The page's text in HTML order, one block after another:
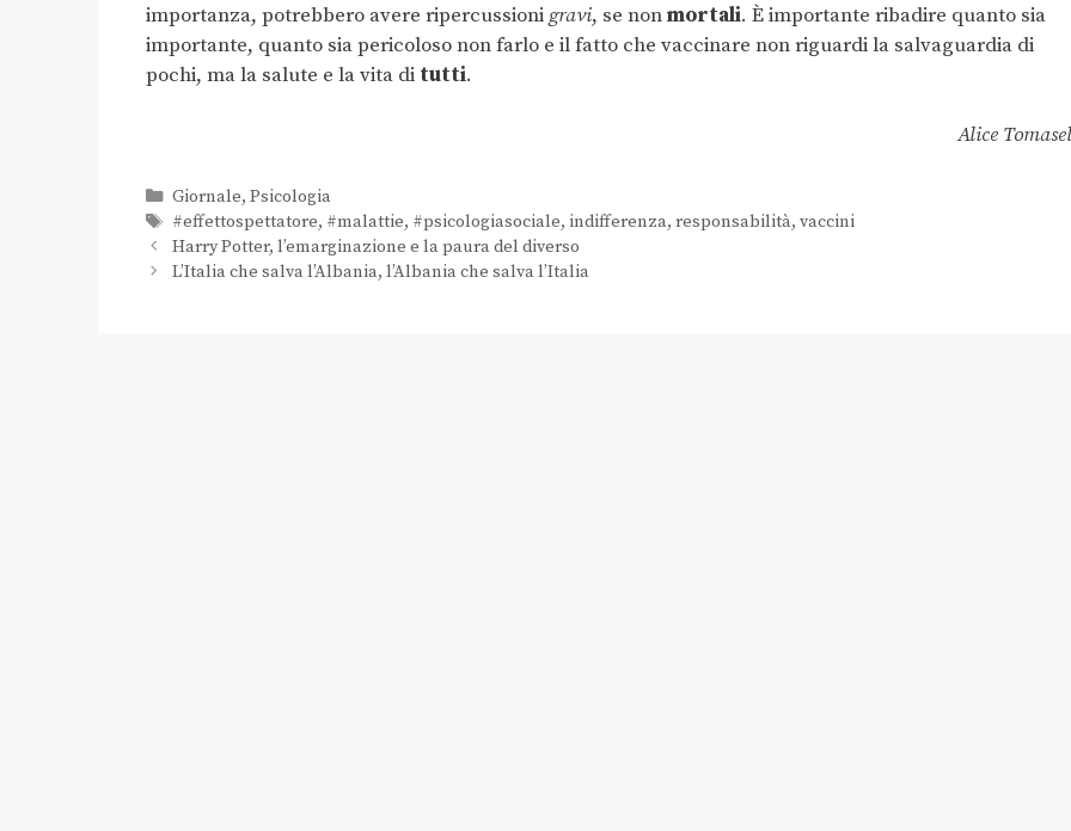
importanza, potrebbero avere ripercussionigravi, se nonmortali. È importante ribadire quanto sia
importante, quanto sia pericoloso non farlo e il fatto che vaccinare non riguardi la salvaguardia di
pochi, ma la salute e la vita di tutti.
Alice
Giornale, Psicologia
#effettospettatore, #malattie, #psicologiasociale, indifferenza, responsabilità, vaccini
Harry Potter, l’emarginazione e la paura del diverso
L’Italia che salva l’Albania, l’Albania che salva l’Italia